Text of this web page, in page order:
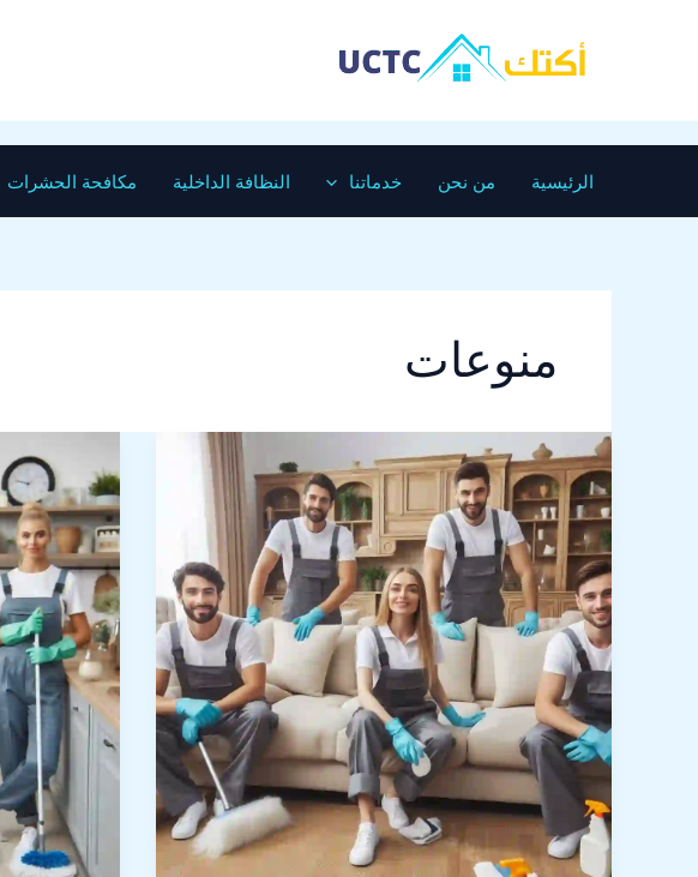
الرئيسية من نحن خدماتنا النظافة الداخلية مكافحة الحشرات
منوعات
أفضل
شركة
تنظيف
انتريهات
في
مصر
شركة
تنظيف
في
التجمع
الخامس